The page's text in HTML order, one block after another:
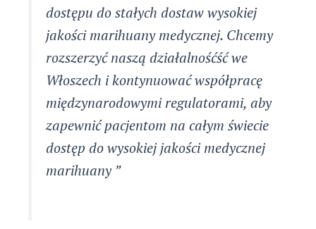
dostępu do stałych dostaw wysokiej
jakości marihuany medycznej. Chcemy
rozszerzyć naszą działalnośćść we
Włoszech i kontynuować współpracę
międzynarodowymi regulatorami, aby
zapewnić pacjentom na całym świecie
dostęp do wysokiej jakości medycznej
marihuany ”